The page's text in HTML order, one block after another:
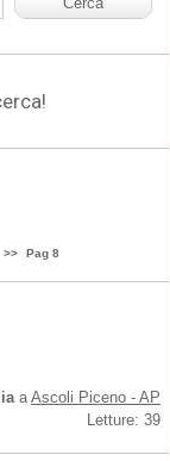
>> Pag 8
aAscoli Piceno - AP
Letture: 39